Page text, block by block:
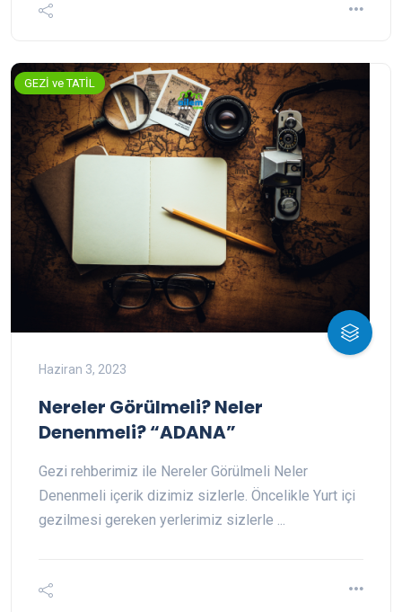
GEZİ ve TATİL
Haziran 3, 2023
Nereler Görülmeli? Neler
Denenmeli? “ADANA”
Gezi rehberimiz ile Nereler Görülmeli Neler
Denenmeli içerik dizimiz sizlerle. Öncelikle Yurt içi
gezilmesi gereken yerlerimiz sizlerle ...